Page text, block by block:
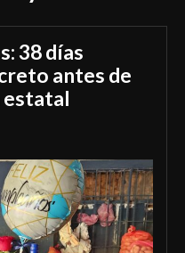
38 días
antes de
estatal